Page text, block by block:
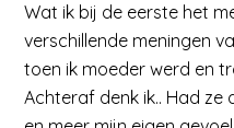
Wat ik bij de eerste het
verschillende meningen
toen ik moeder werd en
Achteraf denk ik.. Had ze